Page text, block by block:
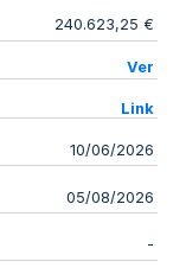
240.623,25 €
Ver
Link
10/06/2026
05/08/2026
-